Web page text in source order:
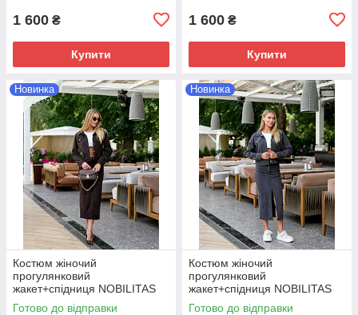
1 600 ₴
Купити
1 600 ₴
Купити
Новинка
Костюм жіночий
прогулянковий
жакет+спiдниця NOBILITAS
42-52 коричневого кольору
Готово до відправки
Новинка
Костюм жіночий
прогулянковий
жакет+спiдниця NOBILITAS
42-52 графiтового кольору
Готово до відправки